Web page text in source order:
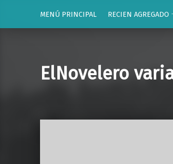
MENÚ PRINCIPAL
RECIEN AGREGADO
ElNovelero